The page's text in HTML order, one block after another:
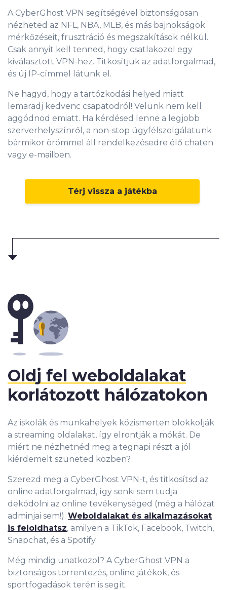
A CyberGhost VPN segítségével biztonságosan
nézheted az NFL, NBA, MLB, és más bajnokságok
mérkőzéseit, frusztráció és megszakítások nélkül.
Csak annyit kell tenned, hogy csatlakozol egy
kiválasztott VPN-hez. Titkosítjuk az adatforgalmad,
és új IP-címmel látunk el.
Ne hagyd, hogy a tartózkodási helyed miatt
lemaradj kedvenc csapatodról! Velünk nem kell
aggódnod emiatt. Ha kérdésed lenne a legjobb
szerverhelyszínről, a non-stop ügyfélszolgálatunk
bármikor örömmel áll rendelkezésedre élő chaten
vagy e-mailben.
Térj vissza a játékba
Oldj fel weboldalakat
korlátozott hálózatokon
Az iskolák és munkahelyek közismerten blokkolják
a streaming oldalakat, így elrontják a mókát. De
miért ne nézhetnéd meg a tegnapi részt a jól
kiérdemelt szüneted közben?
Szerezd meg a CyberGhost VPN-t, és titkosítsd az
online adatforgalmad, így senki sem tudja
dekódolni az online tevékenységed (még a hálózat
adminjai sem!). Weboldalakat és alkalmazásokat
is feloldhatsz, amilyen a TikTok, Facebook, Twitch,
Snapchat, és a Spotify.
Még mindig unatkozol? A CyberGhost VPN a
biztonságos torrentezés, online játékok, és
sportfogadások terén is segít.